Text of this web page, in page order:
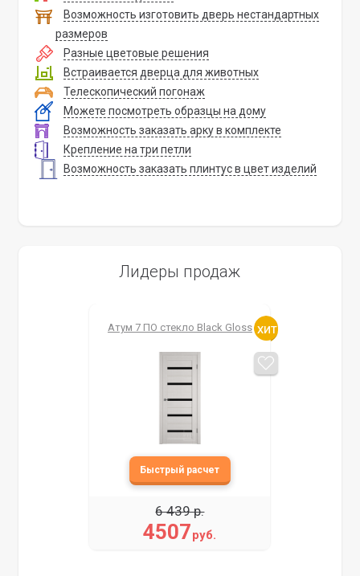
Возможность изготовить дверь нестандартных
размеров
Разные цветовые решения
Встраивается дверца для животных
Телескопический погонаж
Можете посмотреть образцы на дому
Возможность заказать арку в комплекте
Крепление на три петли
Возможность заказать плинтус в цвет изделий
Лидеры продаж
Атум 7 ПО стекло Black Gloss
4507руб.
6 439 р.